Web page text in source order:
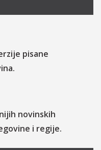
pisane
novinskih
i regije.